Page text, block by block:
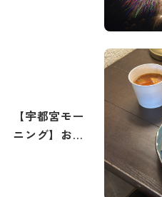
【宇都宮モー
ニング】おす